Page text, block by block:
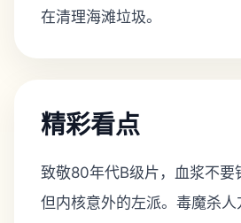
在清理海滩垃圾。
精彩看点
致敬80年代B级片，血浆不要
但内核意外的左派。毒魔杀人